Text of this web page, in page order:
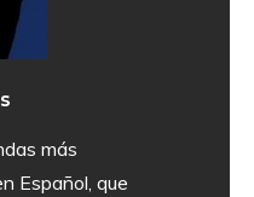
más
Español, que